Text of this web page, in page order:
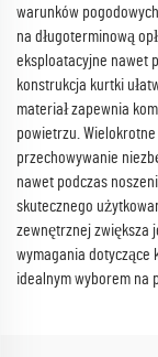
warunków
na długoterminową
eksploatacyjne nawet
konstrukcja kurtki
materiał zapewnia
powietrzu.
przechowywanie
nawet podczas
skutecznego
zewnętrznej zwiększa
wymagania dotyczące
idealnym wyborem na